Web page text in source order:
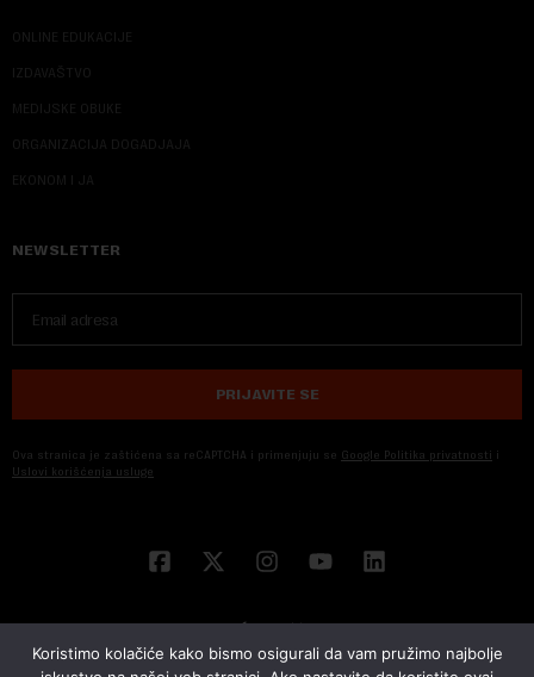
ONLINE EDUKACIJE
IZDAVAŠTVO
MEDIJSKE OBUKE
ORGANIZACIJA DOGADJAJA
EKONOM I JA
NEWSLETTER
PRIJAVITE SE
Ova stranica je zaštićena sa reCAPTCHA i primenjuju se Google Politika privatnosti i
Uslovi korišćenja usluge
Koristimo kolačiće kako bismo osigurali da vam pružimo najbolje